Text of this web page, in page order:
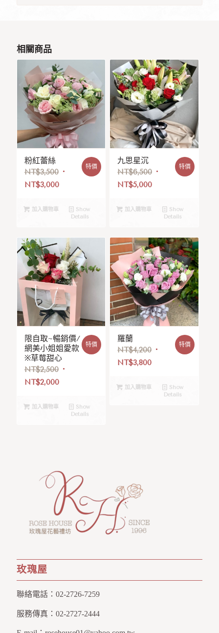
相關商品
粉紅蕾絲
NT$3,500
NT$3,000
特價
加入購物車
Show
Details
九思星沉
NT$6,500
NT$5,000
特價
加入購物車
Show
Details
限自取~暢銷價/
網美小姐姐愛款
※草莓甜心
NT$2,500
NT$2,000
特價
加入購物車
Show
Details
羅蘭
NT$4,200
NT$3,800
特價
加入購物車
Show
Details
玫瑰屋
聯絡電話： 02-2726-7259
服務傳真： 02-2727-2444